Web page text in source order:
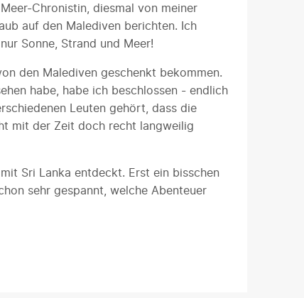
Chronistin, diesmal von meiner
auf den Malediven berichten. Ich
Sonne, Strand und Meer!
den Malediven geschenkt bekommen.
habe, habe ich beschlossen - endlich
Leuten gehört, dass die
mit der Zeit doch recht langweilig
Sri Lanka entdeckt. Erst ein bisschen
sehr gespannt, welche Abenteuer